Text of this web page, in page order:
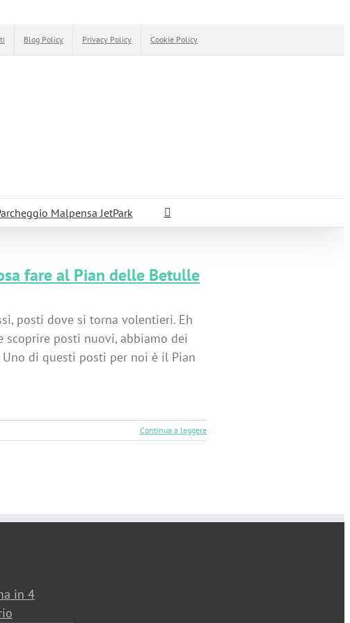
Blog Policy Privacy Policy Cookie Policy
Malpensa JetPark
fare al Pian delle Betulle
posti dove si torna volentieri. Eh
scoprire posti nuovi, abbiamo dei
di questi posti per noi è il Pian
Continua a leggere
in 4